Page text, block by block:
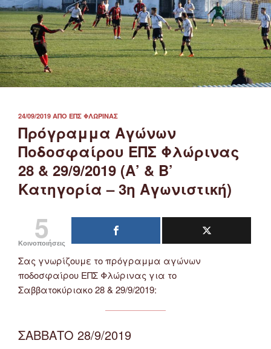
ΔΗΜΟΣΙΕΎΤΗΚΕ
ΣΤΙΣ
24/09/2019 ΑΠΌ ΕΠΣ ΦΛΏΡΙΝΑΣ
Πρόγραμμα Αγώνων
Ποδοσφαίρου ΕΠΣ Φλώρινας
28 & 29/9/2019 (Α’ & Β’
Κατηγορία – 3η Αγωνιστική)
5
Κοινοποιήσεις
Σας γνωρίζουμε το πρόγραμμα αγώνων
ποδοσφαίρου ΕΠΣ Φλώρινας για το
Σαββατοκύριακο 28 & 29/9/2019:
ΣΑΒΒΑΤΟ 28/9/2019